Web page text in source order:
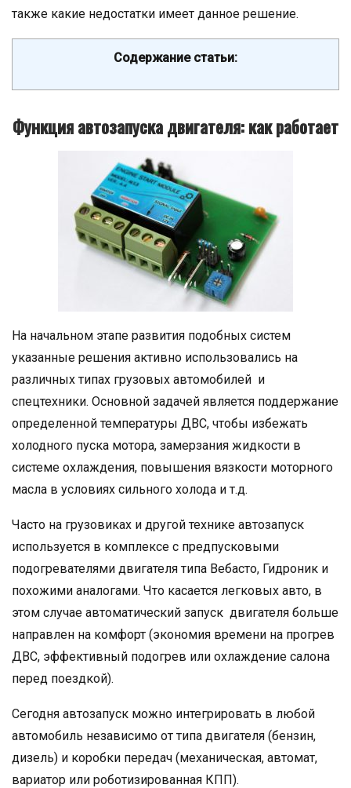
также какие недостатки имеет данное решение.
Содержание статьи:
Функция автозапуска двигателя: как работает
На начальном этапе развития подобных систем
указанные решения активно использовались на
различных типах грузовых автомобилей и
спецтехники. Основной задачей является поддержание
определенной температуры ДВС, чтобы избежать
холодного пуска мотора, замерзания жидкости в
системе охлаждения, повышения вязкости моторного
масла в условиях сильного холода и т.д.
Часто на грузовиках и другой технике автозапуск
используется в комплексе с предпусковыми
подогревателями двигателя типа Вебасто, Гидроник и
похожими аналогами. Что касается легковых авто, в
этом случае автоматический запуск двигателя больше
направлен на комфорт (экономия времени на прогрев
ДВС, эффективный подогрев или охлаждение салона
перед поездкой).
Сегодня автозапуск можно интегрировать в любой
автомобиль независимо от типа двигателя (бензин,
дизель) и коробки передач (механическая, автомат,
вариатор или роботизированная КПП).